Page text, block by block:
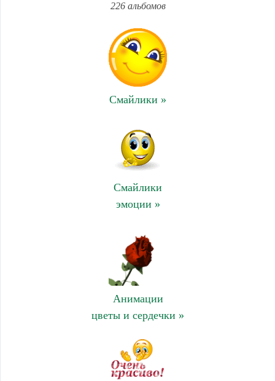
226 альбомов
Смайлики »
Смайлики
эмоции »
Анимации
цветы и сердечки »